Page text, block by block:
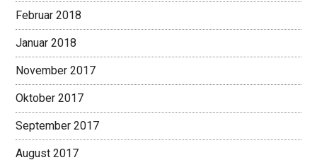
Februar 2018
Januar 2018
November 2017
Oktober 2017
September 2017
August 2017